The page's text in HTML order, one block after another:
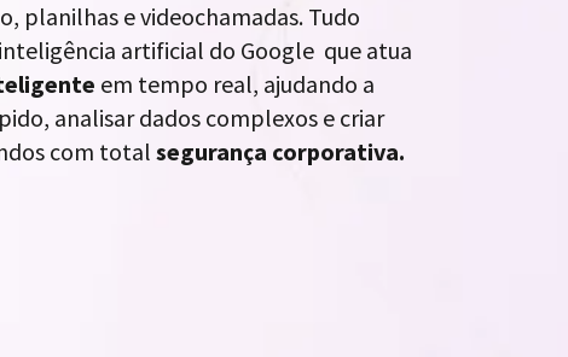
planilhas e videochamadas. Tudo
artificial do Google que atua
em tempo real, ajudando a
analisar dados complexos e criar
com totalsegurança corporativa.